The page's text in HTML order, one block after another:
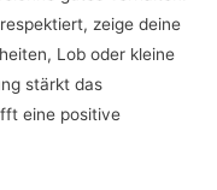
zeige deine
Lob oder kleine
stärkt das
eine positive